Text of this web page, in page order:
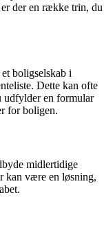
der en række trin, du
boligselskab i
Dette kan ofte
udfylder en formular
for boligen.
midlertidige
kan være en løsning,